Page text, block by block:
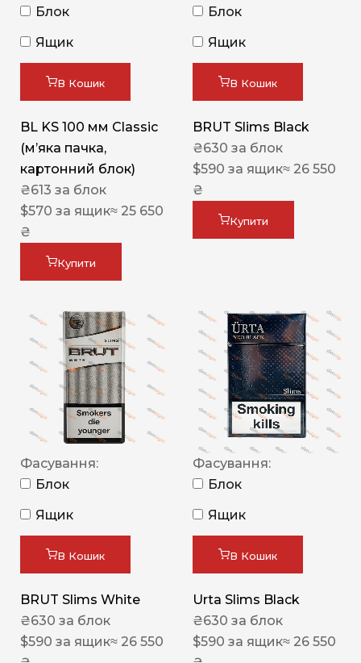
Блок
Ящик
В Кошик
BL KS 100 мм Classic
(м’яка пачка,
картонний блок)
₴613 за блок
$570 за ящик≈ 25 650
₴
Купити
Блок
Ящик
В Кошик
BRUT Slims Black
₴630 за блок
$590 за ящик≈ 26 550
₴
Купити
Фасування:
Блок
Ящик
В Кошик
BRUT Slims White
₴630 за блок
$590 за ящик≈ 26 550
Фасування:
Блок
Ящик
В Кошик
Urta Slims Black
₴630 за блок
$590 за ящик≈ 26 550